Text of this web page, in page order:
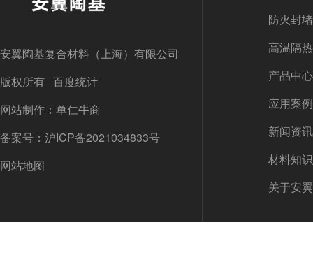
安翼陶基复合材料（上海）有限公司
版权所有 百度统计
网站制作：单仁牛商
备案号： 沪ICP备2021034833号
网站地图
防火封
高温隔
产品中心
应用案例
新闻资讯
材料知
关于安翼